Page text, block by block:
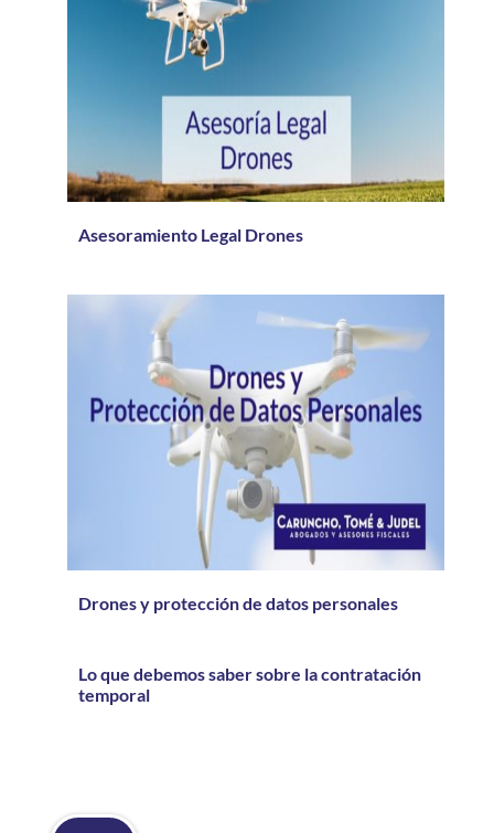
Asesoramiento Legal Drones
Drones y protección de datos personales
Lo que debemos saber sobre la contratación
temporal